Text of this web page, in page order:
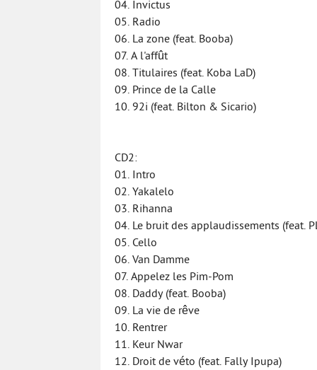
04. Invictus
05. Radio
06. La zone (feat. Booba)
07. A l'affût
08. Titulaires (feat. Koba LaD)
09. Prince de la Calle
10. 92i (feat. Bilton & Sicario)
CD2:
01. Intro
02. Yakalelo
03. Rihanna
04. Le bruit des applaudissements (feat.
05. Cello
06. Van Damme
07. Appelez les Pim-Pom
08. Daddy (feat. Booba)
09. La vie de rêve
10. Rentrer
11. Keur Nwar
12. Droit de véto (feat. Fally Ipupa)